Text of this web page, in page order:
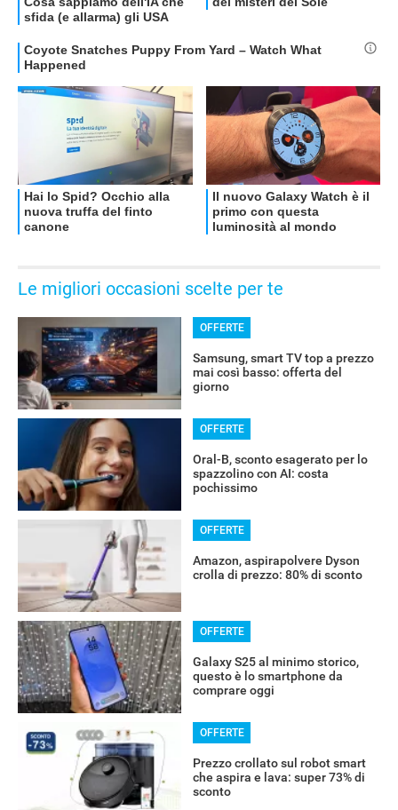
OFFERTE
Le migliori occasioni scelte per te
OFFERTE
Samsung, smart TV top a prezzo
mai così basso: offerta del
giorno
OFFERTE
Oral-B, sconto esagerato per lo
spazzolino con AI: costa
pochissimo
OFFERTE
Amazon, aspirapolvere Dyson
crolla di prezzo: 80% di sconto
OFFERTE
Galaxy S25 al minimo storico,
questo è lo smartphone da
comprare oggi
OFFERTE
Prezzo crollato sul robot smart
che aspira e lava: super 73% di
sconto